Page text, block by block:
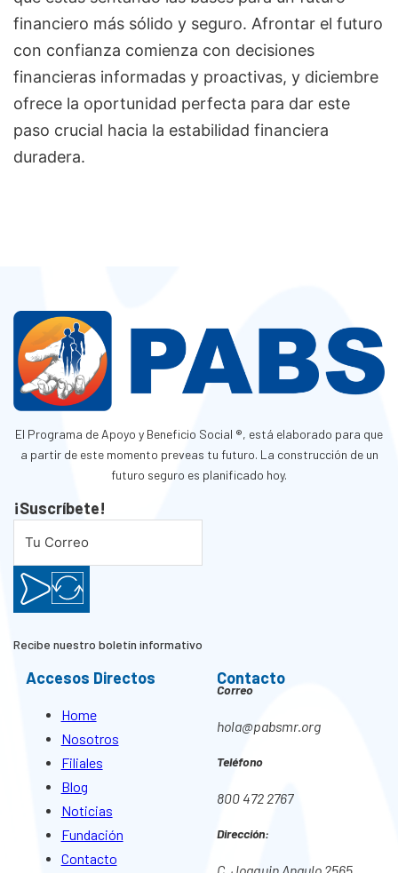
financiero más sólido y seguro. Afrontar el futuro
con confianza comienza con decisiones
financieras informadas y proactivas, y diciembre
ofrece la oportunidad perfecta para dar este
paso crucial hacia la estabilidad financiera
duradera.
El Programa de Apoyo y Beneficio Social ®, está elaborado para que
a partir de este momento preveas tu futuro. La construcción de un
futuro seguro es planificado hoy.
¡Suscríbete!
Recibe nuestro boletín informativo
Accesos Directos
Home
Nosotros
Filiales
Blog
Noticias
Fundación
Contacto
Contacto
Correo
hola@pabsmr.org
Teléfono
800 472 2767
Dirección: